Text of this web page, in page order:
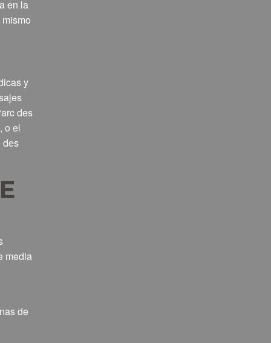
en la
y
des
o el
des
media
de